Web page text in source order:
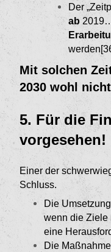
Der
ab
Mit solchen
2030 wohl
5. Für die
vorgese­hen!
Einer der
Schluss.
Die
wenn die Ziele
eine
Die